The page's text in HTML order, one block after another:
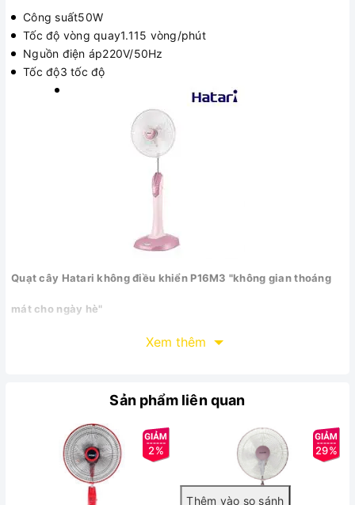
Công suất50W
Tốc độ vòng quay1.115 vòng/phút
Nguồn điện áp220V/50Hz
Tốc độ3 tốc độ
Quạt cây Hatari không điều khiển P16M3 "không gian thoáng
mát cho ngày hè"
Là sản phẩm cuả Hatari- Thái Lan, được sản xuất trên dây
nhiệt tự ngắt khi gặp sự cố, mang lại sự an toàn cho gia đình
bạn khi sử đụng sản phẩm.
Ưu điểm nổi bật
Xem thêm
Sản phẩm liên quan
2% 29%